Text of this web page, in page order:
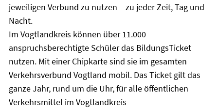
jeweiligen Verbund zu nutzen – zu jeder Zeit, Tag und
Nacht.
Im Vogtlandkreis können über 11.000
anspruchsberechtigte Schüler das BildungsTicket
nutzen. Mit einer Chipkarte sind sie im gesamten
Verkehrsverbund Vogtland mobil. Das Ticket gilt das
ganze Jahr, rund um die Uhr, für alle öffentlichen
Verkehrsmittel im Vogtlandkreis